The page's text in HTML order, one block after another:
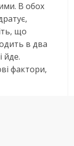
В обох
що
в два
йде.
фактори,